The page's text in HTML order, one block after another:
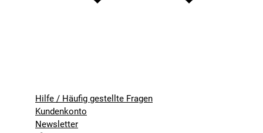
Hilfe / Häufig gestellte Fragen
Kundenkonto
Newsletter